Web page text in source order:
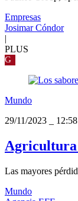
Empresas
Josimar Cóndor
|
PLUS
G
Mundo
29/11/2023
12:58
Agricultura
Las mayores
Mundo